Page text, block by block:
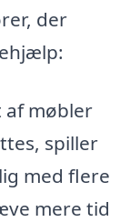
der
af møbler
spiller
med flere
mere tid